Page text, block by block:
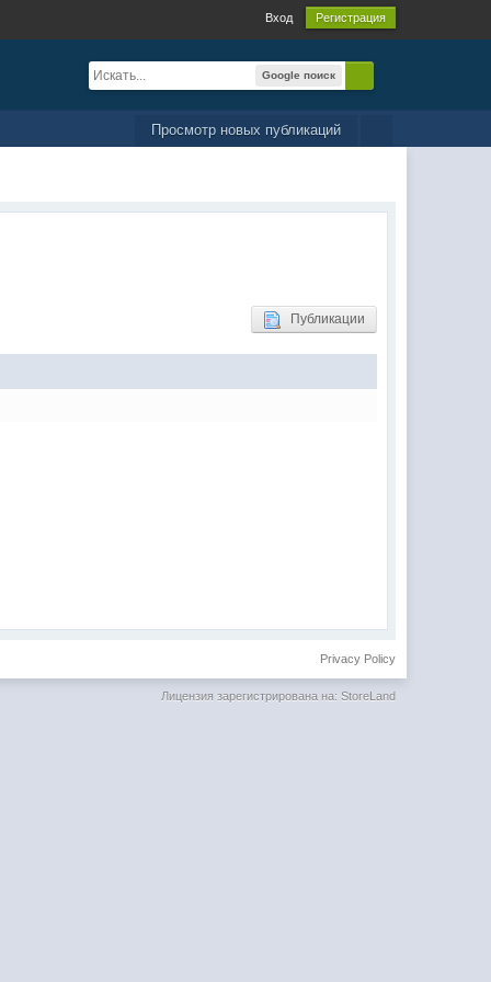
Вход Регистрация
Google поиск
Просмотр новых публикаций
Публикации
Privacy Policy
Лицензия зарегистрирована на: StoreLand